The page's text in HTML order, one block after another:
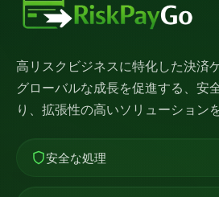
高リスクビジネスに特化した決済
グローバルな成長を促進する、安
り、拡張性の高いソリューション
安全な処理